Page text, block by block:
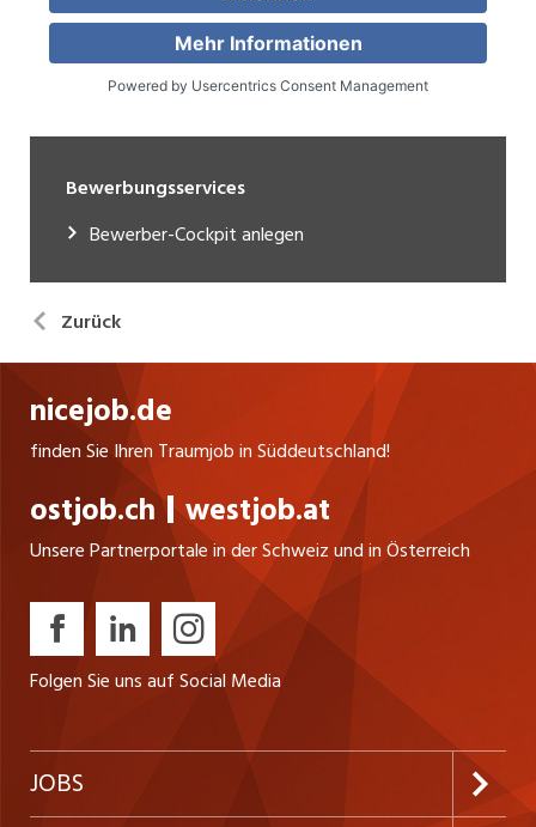
Bewerbungsservices
Bewerber-Cockpit anlegen
Zurück
nicejob.de
finden Sie Ihren Traumjob in Süddeutschland!
ostjob.ch westjob.at
Unsere Partnerportale in der Schweiz und in Österreich
Folgen Sie uns auf Social Media
JOBS